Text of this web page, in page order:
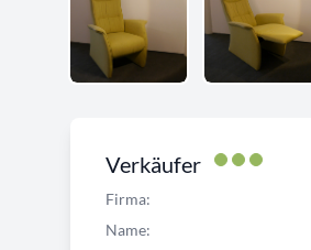
Verkäufer
Firma:
Name: